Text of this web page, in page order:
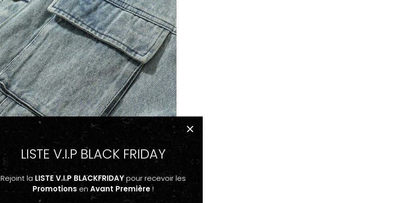
LISTE V.I.P BLACK FRIDAY
Rejoint la LISTE V.I.P BLACKFRIDAYpour recevoir les
Promotions en Avant Première!